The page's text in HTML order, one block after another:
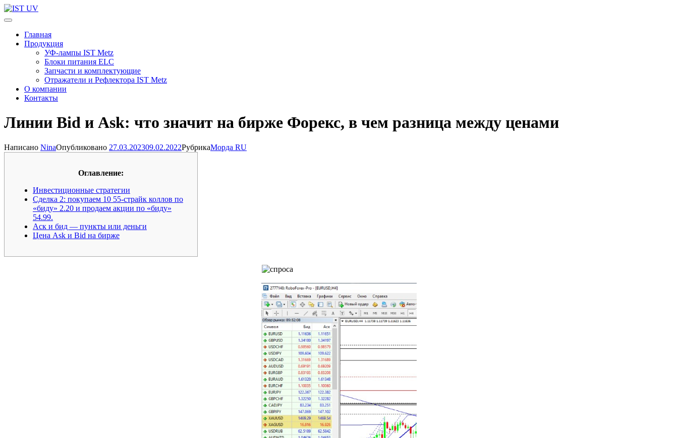
Перейти
к
(нажмите
Enter)
Главная
Продукция
УФ-лампы IST Metz
Блоки питания ELC
Запчасти и комплектующие
Отражатели и Рефлектора IST Metz
О компании
Контакты
Линии Bid и Ask: что значит на бирже Форекс, в чем разница между ценами
Написано NinaОпубликовано 27.03.202309.02.2022РубрикаМорда RU
Оглавление:
Инвестиционные стратегии
Сделка 2: покупаем 10 55-страйк коллов по
«биду» 2.20 и продаем акции по «биду»
54.99.
Аск и бид — пункты или деньги
Цена Ask и Bid на бирже